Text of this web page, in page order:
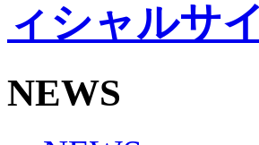
ビクトリーロード
HOMEGAME
観戦ルール＆マナー
Jリーグ運営管理規定
写真・動画使用ガイドライン
SCHEDULE
NEWS